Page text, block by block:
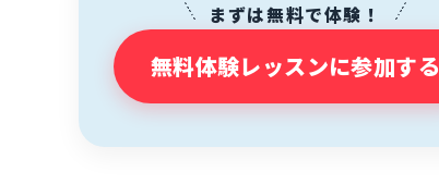
まずは無料で体験！
無料体験レッスンに参加する